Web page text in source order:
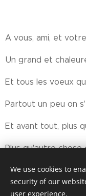
A vous, ami, et
Un grand et
Et tous les voeux
Partout un peu on
Et avant tout, plus
Plus qu'autre chose
We use cookies to
security of our
user experience.